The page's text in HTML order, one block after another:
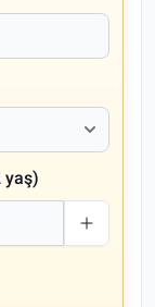
yaş)